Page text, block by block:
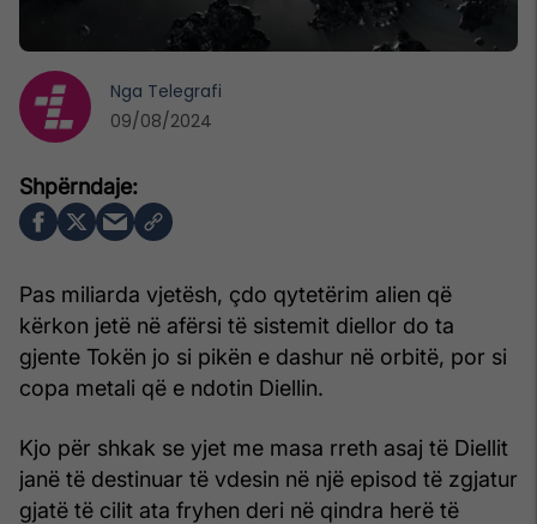
Pas miliarda vjetësh, çdo qytetërim alien që
kërkon jetë në afërsi të sistemit diellor do ta
gjente Tokën jo si pikën e dashur në orbitë, por si
copa metali që e ndotin Diellin.
Kjo për shkak se yjet me masa rreth asaj të Diellit
janë të destinuar të vdesin në një episod të zgjatur
gjatë të cilit ata fryhen deri në qindra herë të
Nga Telegrafi
09/08/2024